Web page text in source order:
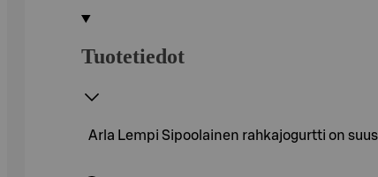
Tuotetiedot
Arla Lempi Sipoolainen rahkajogurtti on